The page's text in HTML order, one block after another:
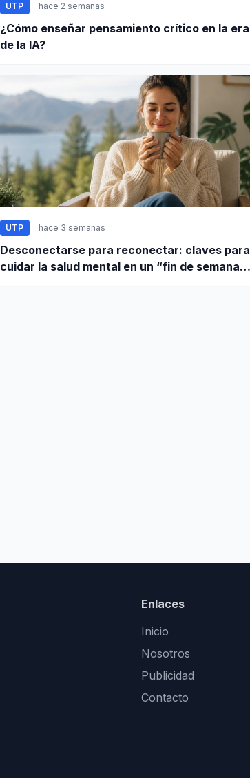
UTP hace 2 semanas
¿Cómo enseñar pensamiento crítico en la era
de la IA?
UTP hace 3 semanas
Desconectarse para reconectar: claves para
cuidar la salud mental en un “fin de semana
Enlaces
Inicio
Nosotros
Publicidad
Contacto